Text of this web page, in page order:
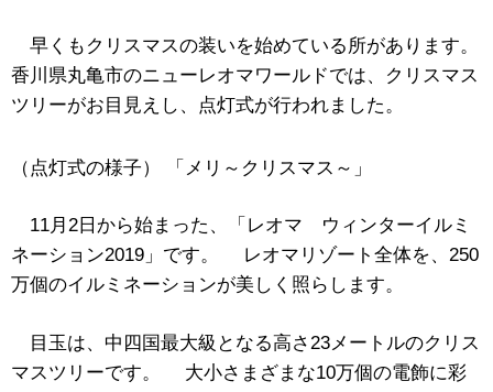
早くもクリスマスの装いを始めている所があります。
香川県丸亀市のニューレオマワールドでは、クリスマス
ツリーがお目見えし、点灯式が行われました。
（点灯式の様子） 「メリ～クリスマス～」
11月2日から始まった、「レオマ ウィンターイルミ
ネーション2019」です。 レオマリゾート全体を、250
万個のイルミネーションが美しく照らします。
目玉は、中四国最大級となる高さ23メートルのクリス
マスツリーです。 大小さまざまな10万個の電飾に彩